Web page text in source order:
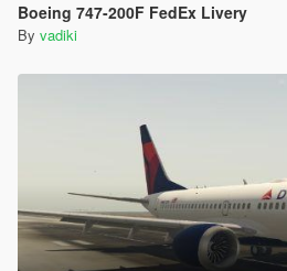
Boeing 747-200F FedEx Livery
By vadiki